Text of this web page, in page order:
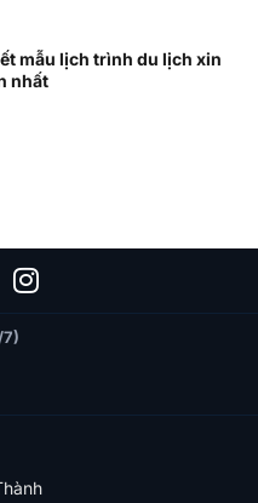
mẫu lịch trình du lịch xin
nhất